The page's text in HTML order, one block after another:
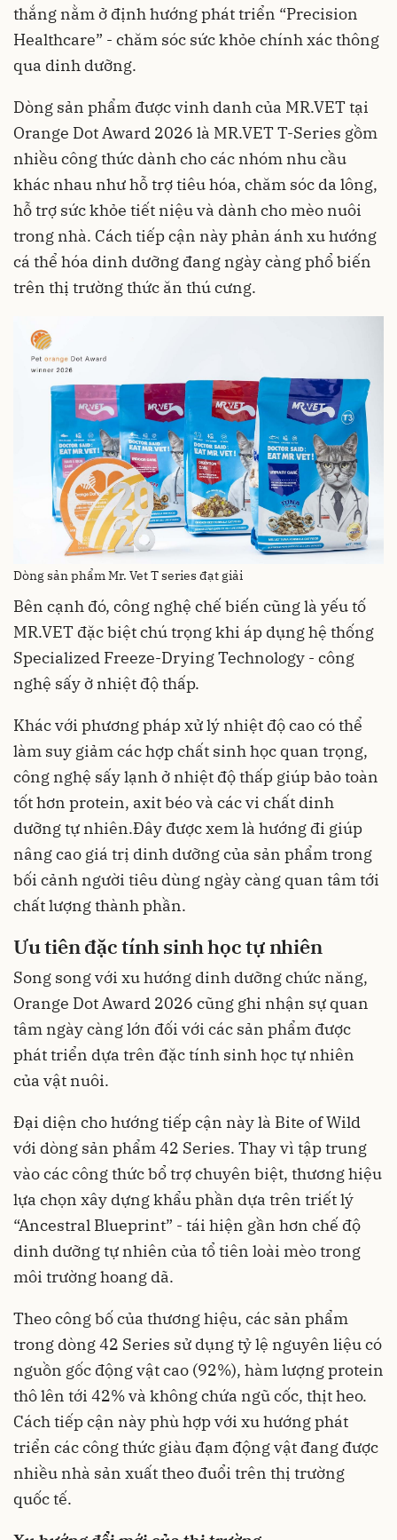
thắng nằm ở định hướng phát triển “Precision
Healthcare” - chăm sóc sức khỏe chính xác thông
qua dinh dưỡng.
Dòng sản phẩm được vinh danh của MR.VET tại
Orange Dot Award 2026 là MR.VET T-Series gồm
nhiều công thức dành cho các nhóm nhu cầu
khác nhau như hỗ trợ tiêu hóa, chăm sóc da lông,
hỗ trợ sức khỏe tiết niệu và dành cho mèo nuôi
trong nhà. Cách tiếp cận này phản ánh xu hướng
cá thể hóa dinh dưỡng đang ngày càng phổ biến
trên thị trường thức ăn thú cưng.
Dòng sản phẩm Mr. Vet T series đạt giải
Bên cạnh đó, công nghệ chế biến cũng là yếu tố
MR.VET đặc biệt chú trọng khi áp dụng hệ thống
Specialized Freeze-Drying Technology - công
nghệ sấy ở nhiệt độ thấp.
Khác với phương pháp xử lý nhiệt độ cao có thể
làm suy giảm các hợp chất sinh học quan trọng,
công nghệ sấy lạnh ở nhiệt độ thấp giúp bảo toàn
tốt hơn protein, axit béo và các vi chất dinh
dưỡng tự nhiên.Đây được xem là hướng đi giúp
nâng cao giá trị dinh dưỡng của sản phẩm trong
bối cảnh người tiêu dùng ngày càng quan tâm tới
chất lượng thành phần.
Ưu tiên đặc tính sinh học tự nhiên
Song song với xu hướng dinh dưỡng chức năng,
Orange Dot Award 2026 cũng ghi nhận sự quan
tâm ngày càng lớn đối với các sản phẩm được
phát triển dựa trên đặc tính sinh học tự nhiên
của vật nuôi.
Đại diện cho hướng tiếp cận này là Bite of Wild
với dòng sản phẩm 42 Series. Thay vì tập trung
vào các công thức bổ trợ chuyên biệt, thương hiệu
lựa chọn xây dựng khẩu phần dựa trên triết lý
“Ancestral Blueprint” - tái hiện gần hơn chế độ
dinh dưỡng tự nhiên của tổ tiên loài mèo trong
môi trường hoang dã.
Theo công bố của thương hiệu, các sản phẩm
trong dòng 42 Series sử dụng tỷ lệ nguyên liệu có
nguồn gốc động vật cao (92%), hàm lượng protein
thô lên tới 42% và không chứa ngũ cốc, thịt heo.
Cách tiếp cận này phù hợp với xu hướng phát
triển các công thức giàu đạm động vật đang được
nhiều nhà sản xuất theo đuổi trên thị trường
quốc tế.